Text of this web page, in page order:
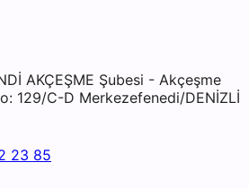
AKÇEŞME Şubesi - Akçeşme
129/C-D Merkezefenedi/DENİZLİ
23 85